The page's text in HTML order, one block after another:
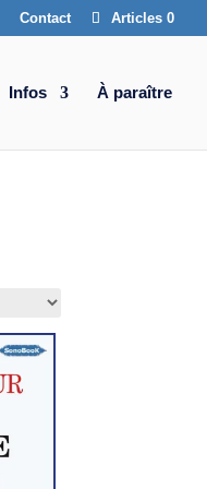
Contact Articles 0
Infos À paraître